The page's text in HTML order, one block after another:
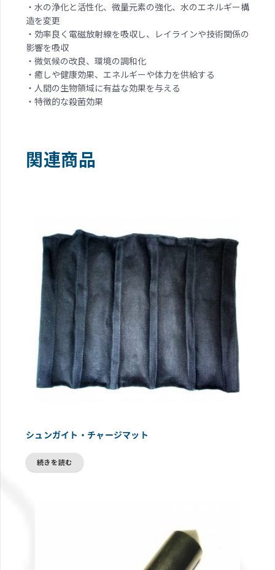
・水の浄化と活性化、微量元素の強化、水のエネルギー構
造を変更
・効率良く電磁放射線を吸収し、レイラインや技術関係の
影響を吸収
・微気候の改良、環境の調和化
・癒しや健康効果、エネルギーや体力を供給する
・人間の生物領域に有益な効果を与える
・特徴的な殺菌効果
関連商品
シュンガイト・チャージマット
続きを読む